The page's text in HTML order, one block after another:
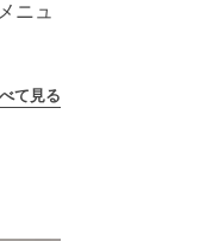
ニュ
て見る